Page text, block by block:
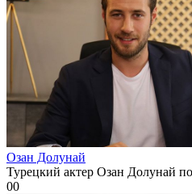
Озан Долунай
Турецкий актер Озан Долунай
00